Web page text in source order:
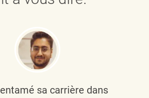
sa carrière dans